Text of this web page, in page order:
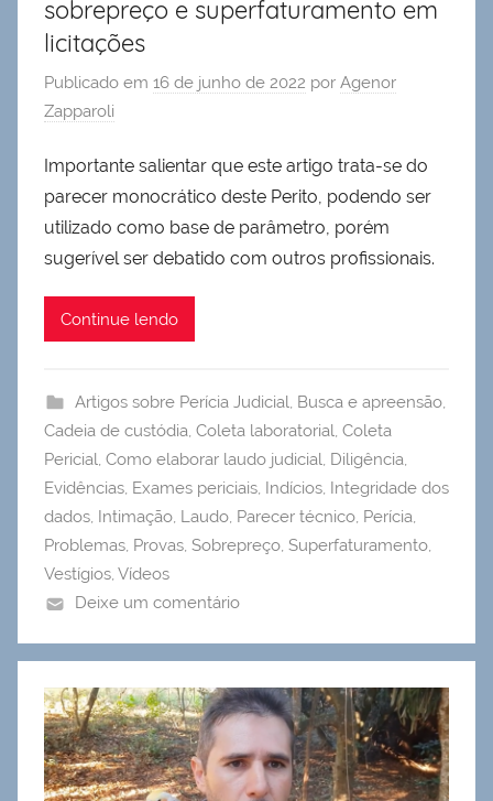
sobrepreço e superfaturamento em
licitações
Publicado em 16 de junho de 2022 por Agenor
Zapparoli
Importante salientar que este artigo trata-se do
parecer monocrático deste Perito, podendo ser
utilizado como base de parâmetro, porém
sugerível ser debatido com outros profissionais.
Continue lendo
Artigos sobre Perícia Judicial, Busca e apreensão,
Cadeia de custódia, Coleta laboratorial, Coleta
Pericial, Como elaborar laudo judicial, Diligência,
Evidências, Exames periciais, Indícios, Integridade dos
dados, Intimação, Laudo, Parecer técnico, Perícia,
Problemas, Provas, Sobrepreço, Superfaturamento,
Vestígios, Vídeos
Deixe um comentário